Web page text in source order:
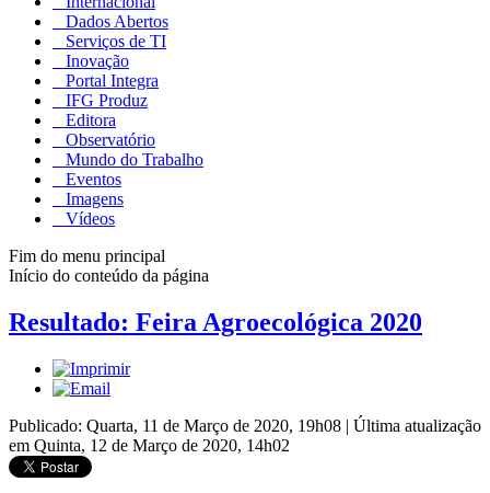
Dados Abertos
Serviços de TI
Inovação
Portal Integra
IFG Produz
Editora
Observatório
Mundo do Trabalho
Eventos
Imagens
Vídeos
Fim do menu principal
Início do conteúdo da página
Resultado: Feira Agroecológica 2020
Publicado: Quarta, 11 de Março de 2020, 19h08 | Última atualização
em Quinta, 12 de Março de 2020, 14h02